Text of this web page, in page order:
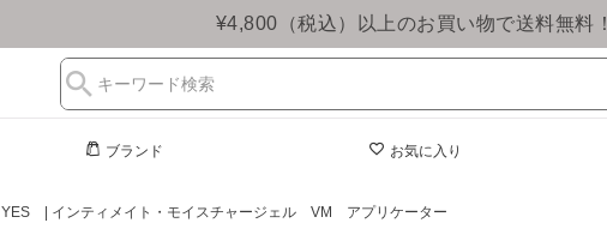
¥4,800（税込）以上のお買い物で送料無料！
ブランド お気に入り
YES | インティメイト・モイスチャージェル VM アプリケーター